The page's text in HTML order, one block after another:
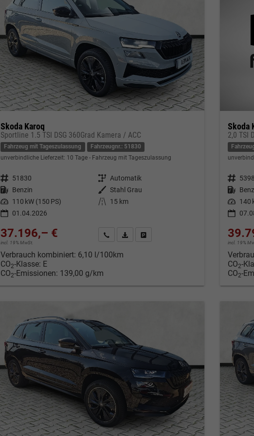
Skoda Karoq
Sportline 1.5 TSI DSG 360Grad Kamera / ACC
Fahrzeug mit Tageszulassung
Fahrzeugnr.: 51830
unverbindliche Lieferzeit: 10 Tage Fahrzeug mit Tageszulassung
Fahrzeugnr. 51830 Getriebe Automatik
Kraftstoff Benzin Außenfarbe Stahl Grau
Leistung 110 kW (150 PS) Kilometerstand
15 km
01.04.2026
37.196,– €
incl. 19% MwSt.
Kontakt & Angebot anfordern
PDF-Datei, Fahrzeugexposé drucken
Fahrzeug merken/Expose drucken
Verbrauch kombiniert: 6,10 l/100km
CO2-Klasse: E
CO2-Emissionen: 139,00 g/km
Skoda
2,0 TSI
Fahrzeugnr.
Kraftstoff
Leistung 140
incl. 19%
CO2-
CO2-